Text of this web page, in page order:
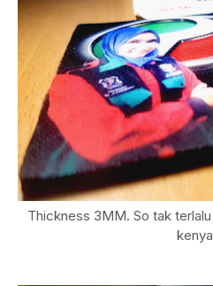
Thickness 3MM. So tak